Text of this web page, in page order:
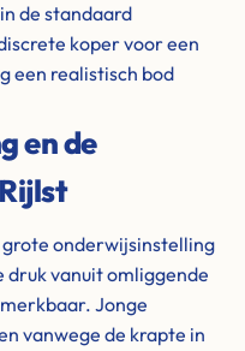
de standaard
koper voor een
een realistisch bod
en de
grote onderwijsinstelling
vanuit omliggende
Jonge
vanwege de krapte in